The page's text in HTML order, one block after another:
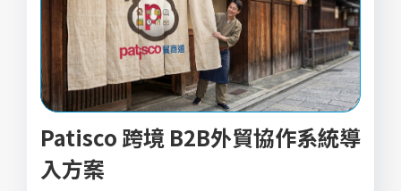
Patisco 跨境 B2B外貿協作系統導
入方案